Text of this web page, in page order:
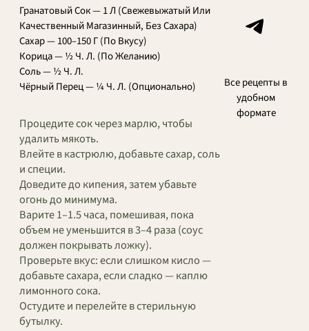
Гранатовый Сок — 1 Л (Свежевыжатый Или
Качественный Магазинный, Без Сахара)
Сахар — 100–150 Г (По Вкусу)
Корица — ½ Ч. Л. (По Желанию)
Соль — ½ Ч. Л.
Чёрный Перец — ¼ Ч. Л. (Опционально)
Процедите сок через марлю, чтобы
удалить мякоть.
Влейте в кастрюлю, добавьте сахар, соль
и специи.
Доведите до кипения, затем убавьте
огонь до минимума.
Варите 1–1.5 часа, помешивая, пока
объем не уменьшится в 3–4 раза (соус
должен покрывать ложку).
Проверьте вкус: если слишком кисло —
добавьте сахара, если сладко — каплю
лимонного сока.
Остудите и перелейте в стерильную
бутылку.
Telegram
Все рецепты в
удобном
формате